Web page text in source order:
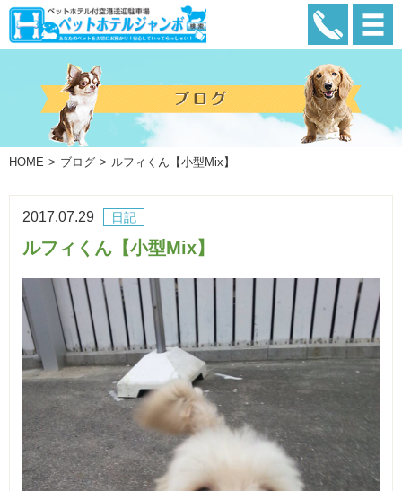
HOME ブログ ルフィくん【小型Mix】
日記
2017.07.29
ルフィくん【小型Mix】